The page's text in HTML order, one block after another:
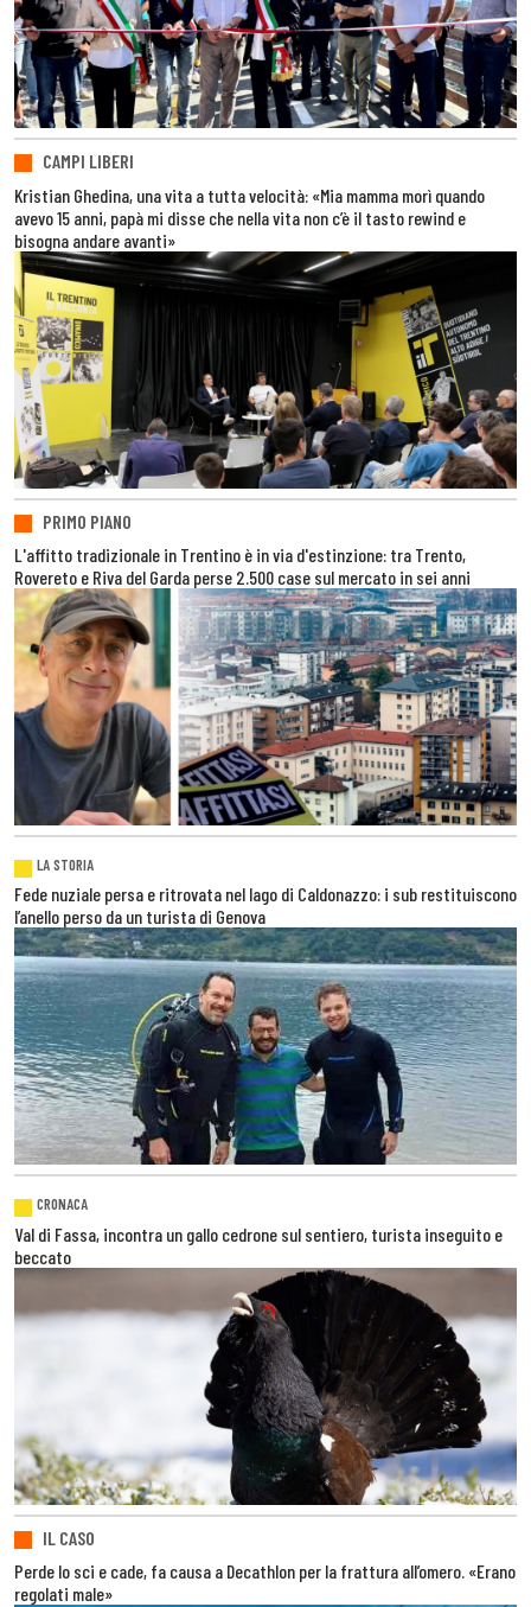
CAMPI LIBERI
Kristian Ghedina, una vita a tutta velocità: «Mia mamma morì quando
avevo 15 anni, papà mi disse che nella vita non c’è il tasto rewind e
bisogna andare avanti»
PRIMO PIANO
L'affitto tradizionale in Trentino è in via d'estinzione: tra Trento,
Rovereto e Riva del Garda perse 2.500 case sul mercato in sei anni
LA STORIA
Fede nuziale persa e ritrovata nel lago di Caldonazzo: i sub restituiscono
l’anello perso da un turista di Genova
CRONACA
Val di Fassa, incontra un gallo cedrone sul sentiero, turista inseguito e
beccato
IL CASO
Perde lo sci e cade, fa causa a Decathlon per la frattura all’omero. «Erano
regolati male»